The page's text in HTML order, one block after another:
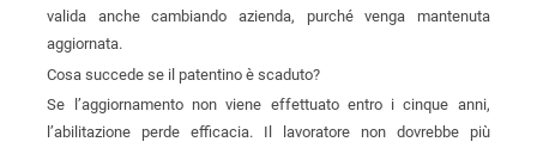
valida anche cambiando azienda, purché venga mantenuta
aggiornata.
Cosa succede se il patentino è scaduto?
Se l’aggiornamento non viene effettuato entro i cinque anni,
l’abilitazione perde efficacia. Il lavoratore non dovrebbe più